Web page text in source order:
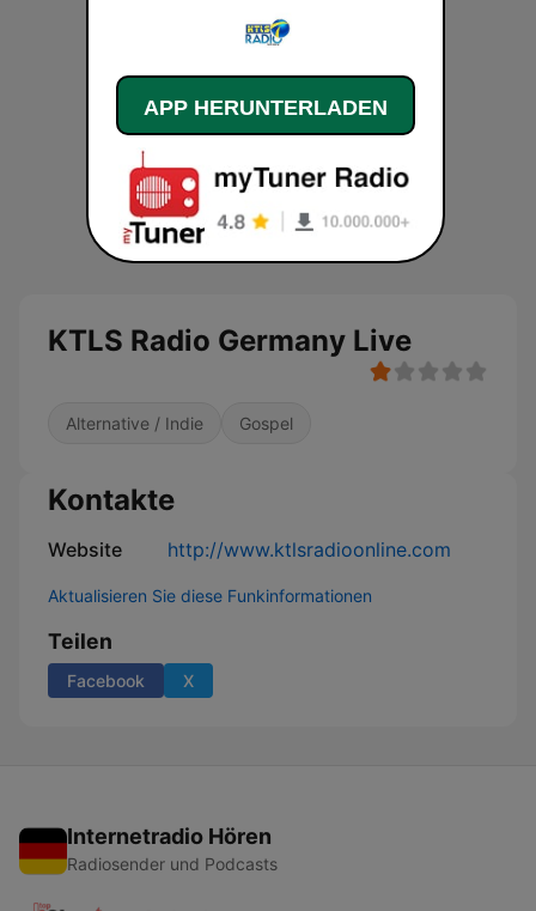
KTLS Radio Germany Live
Alternative / Indie Gospel
Kontakte
Website http://www.ktlsradioonline.com
Aktualisieren Sie diese Funkinformationen
Teilen
Facebook X
Internetradio Hören
Radiosender und Podcasts
APP HERUNTERLADEN